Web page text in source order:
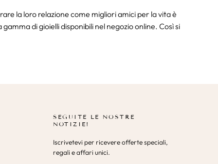
la loro relazione come migliori amici per la vita è
di gioielli disponibili nel negozio online. Così si
articoli per i BFF. Tra i migliori nel campo dei gioielli
SEGUITE LE NOSTRE
NOTIZIE!
Iscrivetevi per ricevere offerte speciali,
regali e affari unici.